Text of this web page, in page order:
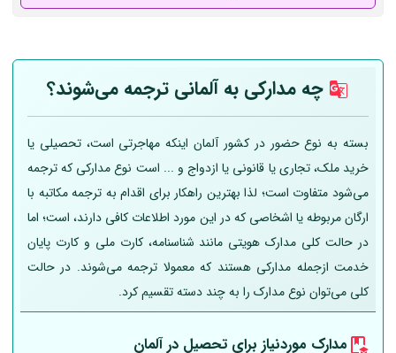
چه مدارکی بهآلمانی ترجمه می‌شوند؟
بسته به نوع حضور در کشور آلمان اینکه مهاجرتی است، تحصیلی یا
خرید ملک، تجاری یا قانونی یا ازدواج و ... است نوع مدارکی که ترجمه
می‌شود متفاوت است؛ لذا بهترین راهکار برای اقدام به ترجمه مکاتبه با
ارگان مربوطه یا اشخاصی که در این مورد اطلاعات کافی دارند، است؛ اما
در حالت کلی مدارک هویتی مانند شناسنامه، کارت ملی و کارت پایان
خدمت ازجمله مدارکی هستند که معمولا ترجمه می‌شوند. در حالت
کلی می‌توان نوع مدارک را به چند دسته تقسیم کرد.
مدارک موردنیاز برای تحصیل درآلمان